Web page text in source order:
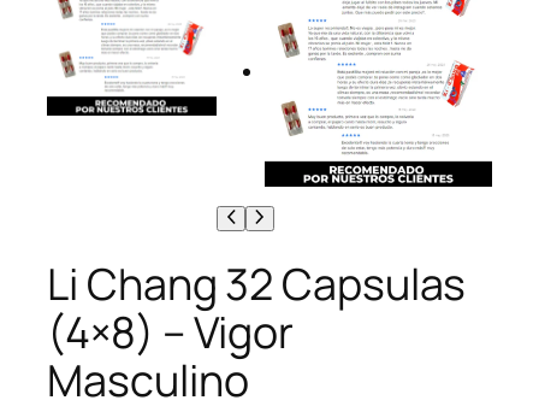
Li Chang 32 Capsulas
(4×8) – Vigor
Masculino